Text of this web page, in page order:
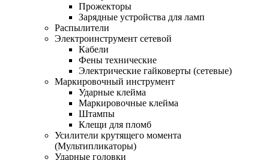
Прожекторы
Зарядные устройства для ламп
Распылители
Электроинструмент сетевой
Кабели
Фены технические
Электрические гайковерты (сетевые)
Маркировочный инструмент
Ударные клейма
Маркировочные клейма
Штампы
Клещи для пломб
Усилители крутящего момента
(Мультипликаторы)
Ударные головки